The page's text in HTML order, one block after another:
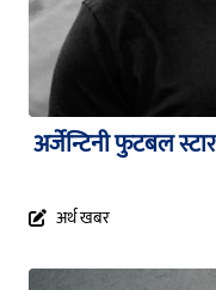
अर्जेन्टिनी फुटबल
अर्थ खबर